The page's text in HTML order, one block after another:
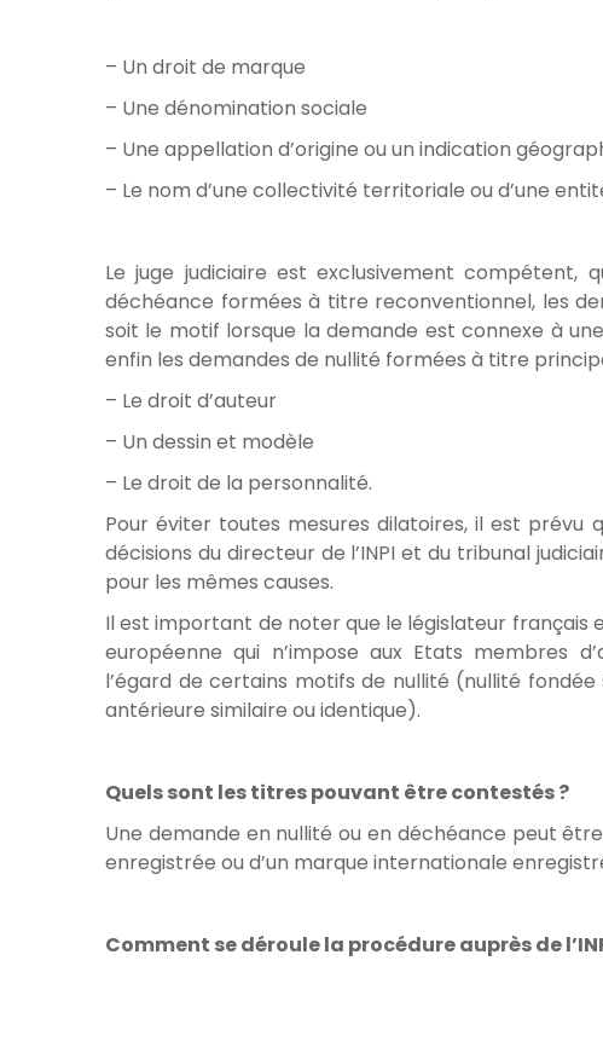
– Un droit de marque
– Une dénomination sociale
– Une appellation d’origine ou un indication
– Le nom d’une collectivité territoriale ou d’une
Le juge judiciaire est exclusivement compétent,
déchéance formées à titre reconventionnel, les
soit le motif lorsque la demande est connexe à
enfin les demandes de nullité formées à titre
– Le droit d’auteur
– Un dessin et modèle
– Le droit de la personnalité.
Pour éviter toutes mesures dilatoires, il est prévu
décisions du directeur de l’INPI et du tribunal
pour les mêmes causes.
Il est important de noter que le législateur français
européenne qui n’impose aux Etats membres
l’égard de certains motifs de nullité (nullité
antérieure similaire ou identique).
Quels sont les titres pouvant être contestés ?
Une demande en nullité ou en déchéance peut
enregistrée ou d’un marque internationale
Comment se déroule la procédure auprès de